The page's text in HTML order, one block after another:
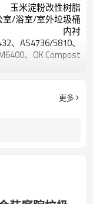
玉米淀粉改性树脂
/浴室/室外垃圾桶
内衬
、AS4736/5810、
、OK Compost
15微米-60微米
更多